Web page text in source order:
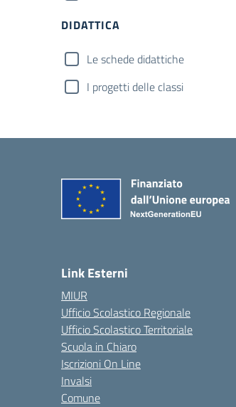
DIDATTICA
Le schede didattiche
I progetti delle classi
Link Esterni
MIUR
Ufficio Scolastico Regionale
Ufficio Scolastico Territoriale
Scuola in Chiaro
Iscrizioni On Line
Invalsi
Comune